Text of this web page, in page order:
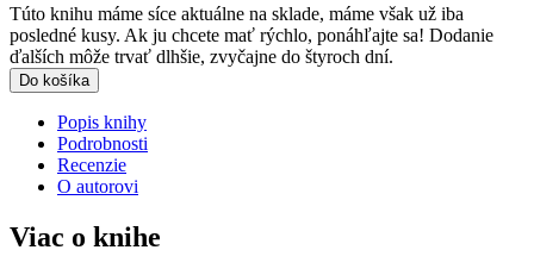
Túto knihu máme síce aktuálne na sklade, máme však už iba
posledné kusy. Ak ju chcete mať rýchlo, ponáhľajte sa! Dodanie
ďalších môže trvať dlhšie, zvyčajne do štyroch dní.
Do košíka
Popis knihy
Podrobnosti
Recenzie
O autorovi
Viac o knihe